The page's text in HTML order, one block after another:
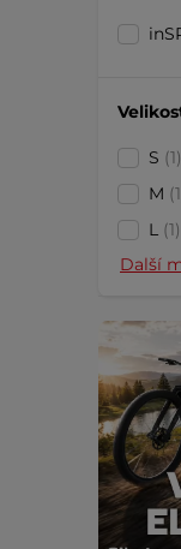
S (1)
M
L (1)
Další